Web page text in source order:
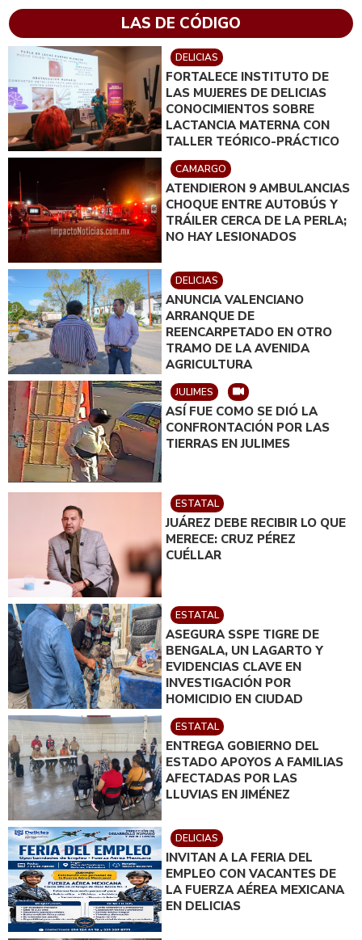
LAS DE CÓDIGO
DELICIAS
FORTALECE INSTITUTO DE
LAS MUJERES DE DELICIAS
CONOCIMIENTOS SOBRE
LACTANCIA MATERNA CON
TALLER TEÓRICO-PRÁCTICO
CAMARGO
ATENDIERON 9 AMBULANCIAS
CHOQUE ENTRE AUTOBÚS Y
TRÁILER CERCA DE LA PERLA;
NO HAY LESIONADOS
DELICIAS
ANUNCIA VALENCIANO
ARRANQUE DE
REENCARPETADO EN OTRO
TRAMO DE LA AVENIDA
AGRICULTURA
JULIMES
ASÍ FUE COMO SE DIÓ LA
CONFRONTACIÓN POR LAS
TIERRAS EN JULIMES
ESTATAL
JUÁREZ DEBE RECIBIR LO QUE
MERECE: CRUZ PÉREZ
CUÉLLAR
ESTATAL
ASEGURA SSPE TIGRE DE
BENGALA, UN LAGARTO Y
EVIDENCIAS CLAVE EN
INVESTIGACIÓN POR
HOMICIDIO EN CIUDAD
JUÁREZ; EN CATEO
INSTRUIDO POR GILBERTO
LOYA
ESTATAL
ENTREGA GOBIERNO DEL
ESTADO APOYOS A FAMILIAS
AFECTADAS POR LAS
LLUVIAS EN JIMÉNEZ
DELICIAS
INVITAN A LA FERIA DEL
EMPLEO CON VACANTES DE
LA FUERZA AÉREA MEXICANA
EN DELICIAS